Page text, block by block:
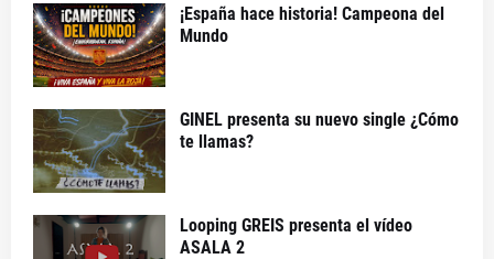
¡España hace historia! Campeona del
Mundo
GINEL presenta su nuevo single ¿Cómo
te llamas?
Looping GREIS presenta el vídeo
ASALA 2